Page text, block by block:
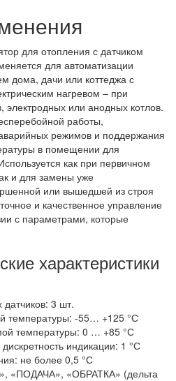
для отопления с датчиком
для автоматизации
дома, дачи или коттеджа с
нагревом – при
или анодных котлов.
работы,
режимов и поддержания
в помещении для
как при первичном
и для замены уже
или вышедшей из строя
и качественное управление
с параметрами, которые
характеристики
3 шт.
температуры: -55… +125 °С
температуры: 0 … +85 °С
индикации: 1 °С
не более 0,5 °С
«ПОДАЧА», «ОБРАТКА» (дельта